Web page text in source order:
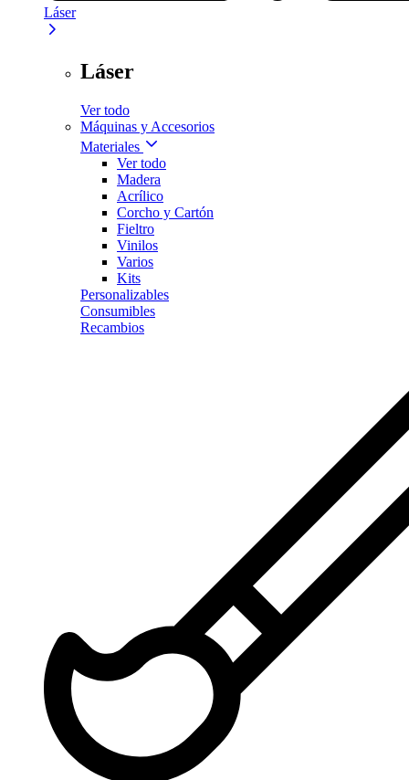
Láser
Láser
Ver todo
Máquinas y Accesorios
Materiales
Ver todo
Madera
Acrílico
Corcho y Cartón
Fieltro
Vinilos
Varios
Kits
Personalizables
Consumibles
Recambios